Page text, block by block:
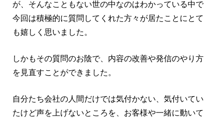
が、そんなこともない世の中なのはわかっている中で
今回は積極的に質問してくれた方々が居たことにとて
も嬉しく思いました。
しかもその質問のお陰で、内容の改善や発信のやり方
を見直すことができました。
自分たち会社の人間だけでは気付かない、気付いてい
たけど声を上げないところを、お客様や一緒に動いて